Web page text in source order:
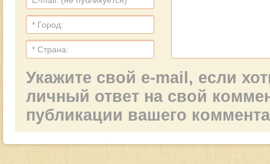
Укажите свой e-mail, если
личный ответ на свой
публикации вашего
the big ten started fees are raised yet unfortunately customers continues to be feel